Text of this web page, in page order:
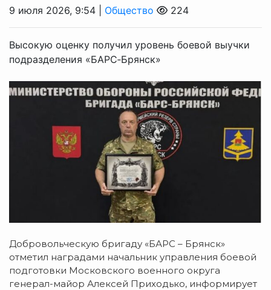
9 июля 2026, 9:54 | Общество 224
Высокую оценку получил уровень боевой выучки
подразделения «БАРС‑Брянск»
Добровольческую бригаду «БАРС – Брянск»
отметил наградами начальник управления боевой
подготовки Московского военного округа
генерал-майор Алексей Приходько, информирует